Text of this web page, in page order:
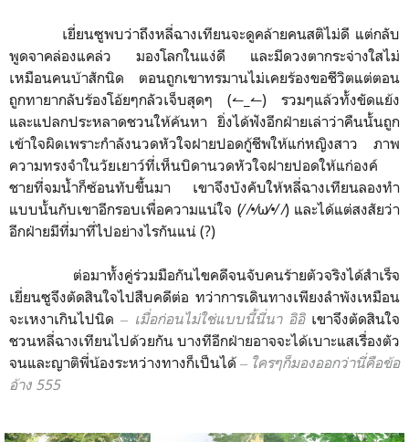
เยี่ยนซูพบว่าถึงหลี่ฉางเทียนจะดูคล้ายคนสติไม่ดี แต่กลับ
พูดจาคล่องแคล่ว มองโลกในแง่ดี และมีดวงตากระจ่างใสไม่
เหมือนคนบ้าสักนิด ตอนถูกเขาทรมานไม่เคยร้องขอชีวิตแต่ตอน
ถูกทายากลับร้องโอ้ยๆกลัวเจ็บสุดๆ (↼_↼) รวมๆแล้วทั้งขัดแย้ง
และแปลกประหลาดชวนให้ค้นหา ยิ่งได้ฟังอีกฝ่ายเล่าว่าคืนนั้นถูก
เข้าใจผิดเพราะกำลังนวดหัวใจฝายปอดกู้ชีพให้แก่หญิงสาว ภาพ
ความทรงจำในวัยเยาว์ที่เห็นบิดานวดหัวใจฝายปอดให้แก่องค์
ชายที่จมน้ำก็ซ้อนทับขึ้นมา เขาจึงบังคับให้หลี่ฉางเทียนลองทำ
แบบนั้นกับเขาอีกรอบเพื่อความแน่ใจ (⁄ ⁄•⁄ω⁄•⁄ ⁄) และได้แต่สงสัยว่า
อีกฝ่ายมีที่มาที่ไปอย่างไรกันแน่ (?)
ต่อมาทั้งคู่ร่วมมือกันไขคดีจนจับคนร้ายตัวจริงได้สำเร็จ
เยี่ยนซูจึงตัดสินใจไปสืบคดีต่อ ทว่าการเดินทางเพียงลำพังเหมือน
จะเหงาเกินไปนิด ‒ เมื่อก่อนไม่ใช่แบบนี้นี่นา อิอิเขาจึงตัดสินใจ
ชวนหลี่ฉางเทียนไปด้วยกัน บางทีอีกฝ่ายอาจจะได้เบาะแสเรื่องตัว
จนและญาติพี่น้องระหว่างทางก็เป็นได้ ‒ ใครๆก็มองออกว่านี่คือข้อ
อ้าง 555